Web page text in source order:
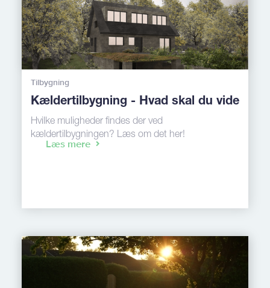
Tilbygning
Kældertilbygning - Hvad skal du vide
Hvilke muligheder findes der ved
kældertilbygningen? Læs om det her!
Læs mere